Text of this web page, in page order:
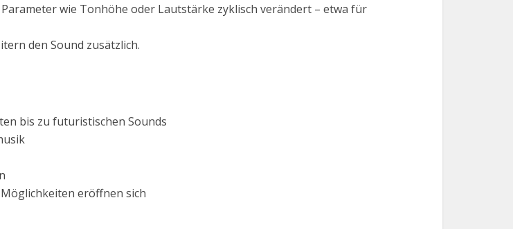
wie Tonhöhe oder Lautstärke zyklisch verändert – etwa für
den Sound zusätzlich.
bis zu futuristischen Sounds
eröffnen sich